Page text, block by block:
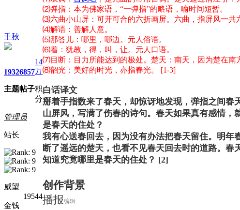
千秋
1932
主题
6857
帖子
14
万
积
分
管理员
站长
威望
19544
金钱
⑵弹指：本为佛家语，“一弹指”的略语，喻时间短暂。
⑶六曲小山屏：可开可合的六折画屏。六曲，指屏风一共
⑷解语：善解人意。
⑸那答儿：哪里，哪边。元人俗语。
⑹着：犹教，得，叫，让。元人口语。
⑺目断：目力所能达到的极处。楚天：南天，因为楚在南
⑻韶光：美好的时光，亦指春光。
[1-3]
白话译文
掰着手指数来了春天，却惊讶地发现，弹指之间
山屏风，写满了伤春的诗句。春天如果真有感情
是春天的住处？
我有心送春回去，因为没有办法把春天留住。明
断了遥远的楚天，也看不见春天回去时的道路。
知道究竟哪里是春天的住处？ [2]
创作背景
播报编辑